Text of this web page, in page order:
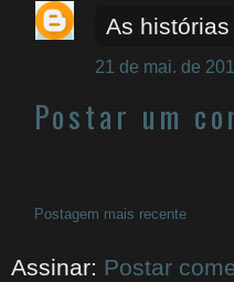
As
21 de mai. de
Postar um
Postagem mais recente
Assinar: Postar